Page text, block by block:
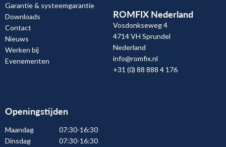
Garantie & systeemgarantie
Downloads
Contact
Nieuws
Werken bij
Evenementen
ROMFIX Nederland
Vosdonkseweg 4
4714 VH Sprundel
Nederland
info@romfix.nl
+31 (0) 88 888 4 176
Openingstijden
Maandag
07:30-16:30
Dinsdag
07:30-16:30